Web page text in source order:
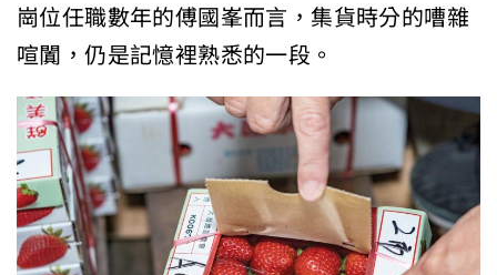
崗位任職數年的傅國峯而言，集貨時分的嘈雜
喧闐，仍是記憶裡熟悉的一段。